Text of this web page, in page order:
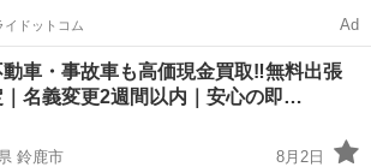
イドットコム Ad
車・事故車も高価現金買取‼️無料出張
｜名義変更2週間以内｜安心の即…
鈴鹿市 8月2日